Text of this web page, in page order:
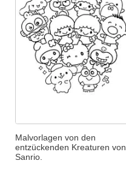
Malvorlagen von den
entzückenden Kreaturen von
Sanrio.